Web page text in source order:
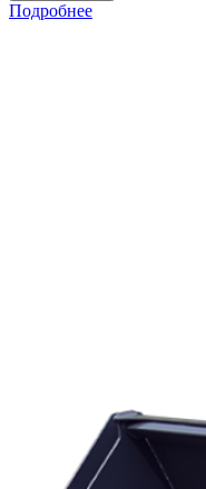
Подробнее